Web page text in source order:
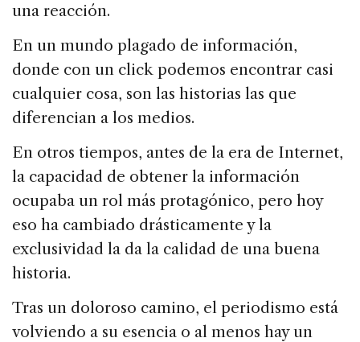
una reacción.
En un mundo plagado de información,
donde con un click podemos encontrar casi
cualquier cosa, son las historias las que
diferencian a los medios.
En otros tiempos, antes de la era de Internet,
la capacidad de obtener la información
ocupaba un rol más protagónico, pero hoy
eso ha cambiado drásticamente y la
exclusividad la da la calidad de una buena
historia.
Tras un doloroso camino, el periodismo está
volviendo a su esencia o al menos hay un